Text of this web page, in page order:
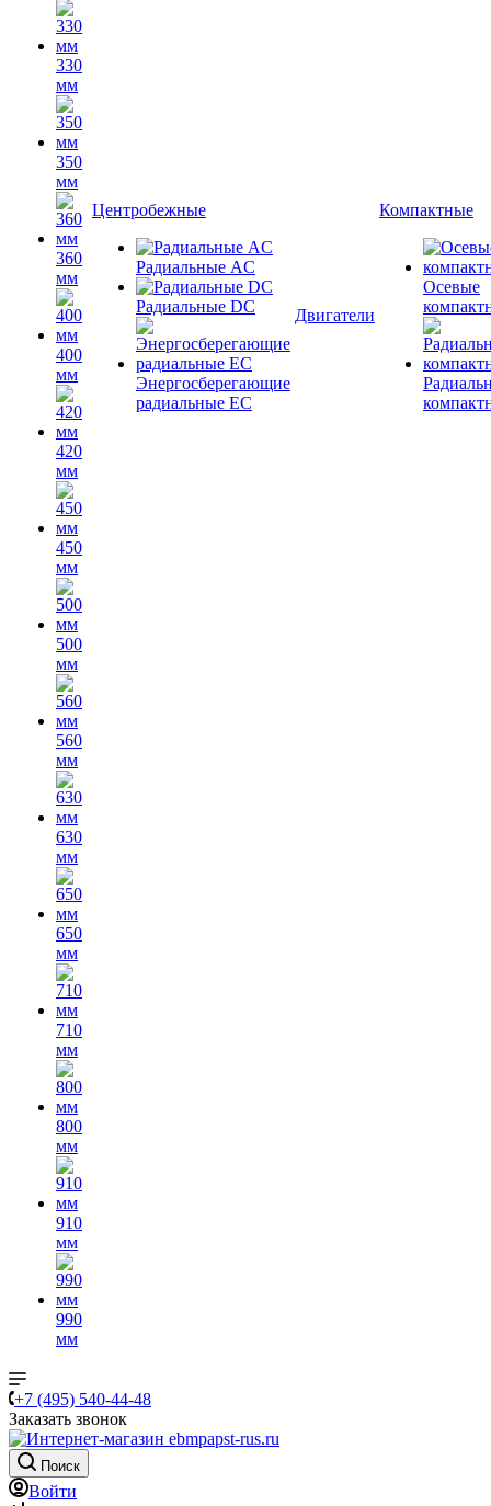
330
мм
350
мм
360
мм
400
мм
420
мм
450
мм
500
мм
560
мм
630
мм
650
мм
710
мм
800
мм
910
мм
990
мм
Центробежные
Радиальные AC
Радиальные DC
Энергосберегающие
радиальные EC
Двигатели
Компактные
Осевые
+7 (495) 540-44-48
Заказать звонок
Поиск
Войти